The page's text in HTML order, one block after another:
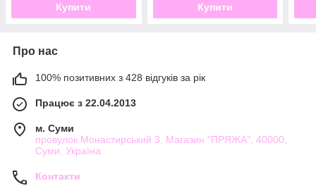
Купити Купити
Про нас
100% позитивних з 428 відгуків за рік
Працює з 22.04.2013
м. Суми
провулок Монастирський 3, Магазин "ПРЯЖА", 40000,
Суми, Україна
Контакти